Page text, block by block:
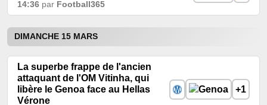
14:36 par Football365
DIMANCHE 15 MARS
La superbe frappe de l'ancien
attaquant de l'OM Vitinha, qui
libère le Genoa face au Hellas
Vérone
+1